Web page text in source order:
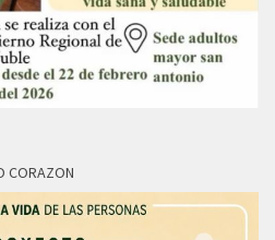
CORAZON